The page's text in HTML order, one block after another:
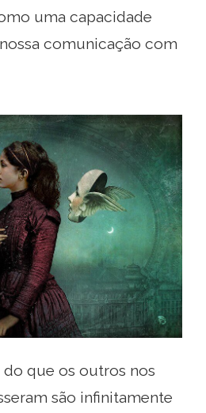
uma capacidade
comunicação com
que os outros nos
são infinitamente